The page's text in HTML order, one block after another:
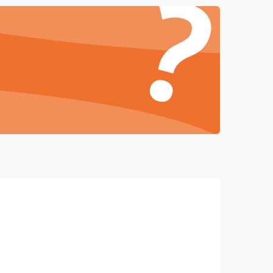
Подробнее →
Подробнее →
?